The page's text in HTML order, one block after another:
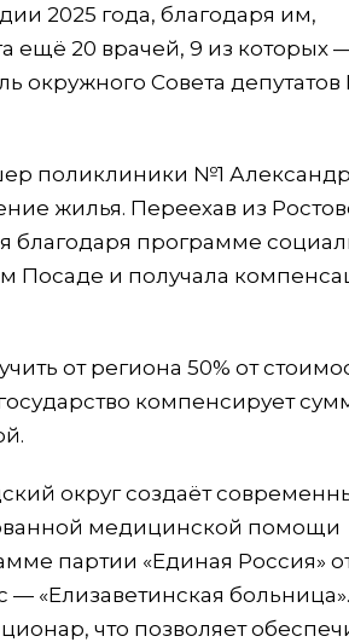
2025 года, благодаря им,
ещё 20 врачей, 9 из которых
окружного Совета депутатов
поликлиники №1
жилья. Переехав из
благодаря программе
Посаде и получала
от региона 50% от
компенсирует
округ создаёт
медицинской помощи
партии «Единая Россия»
«Елизаветинская
что позволяет